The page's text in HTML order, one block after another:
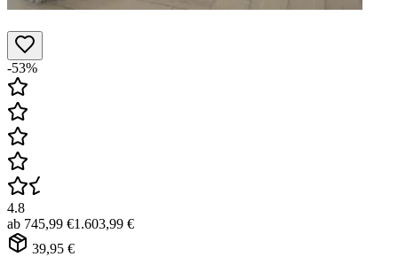
-53%
4.8
ab 745,99 €1.603,99 €
39,95 €